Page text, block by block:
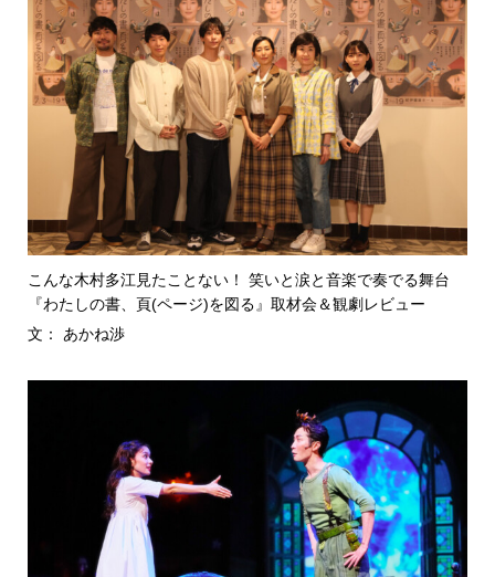
こんな木村多江見たことない！ 笑いと涙と音楽で奏でる舞台
『わたしの書、頁(ページ)を図る』取材会＆観劇レビュー
文： あかね渉